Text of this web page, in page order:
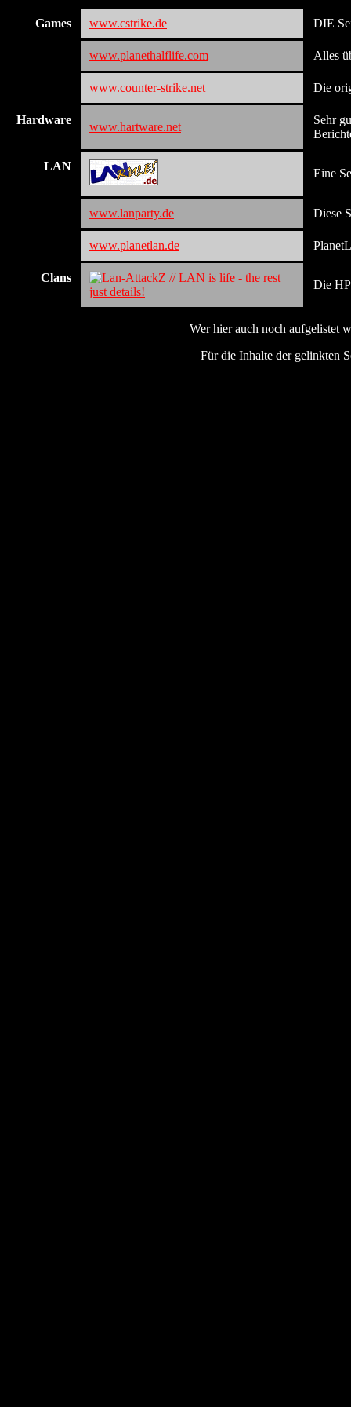
Games www.cstrike.de DIE
www.planethalflife.com Alles
www.counter-strike.net Die
Hardware
www.hartware.net
Sehr
LAN
Eine
www.lanparty.de Diese
www.planetlan.de
Clans
Die
Wer hier auch noch aufgelistet
Für die Inhalte der gelinkten